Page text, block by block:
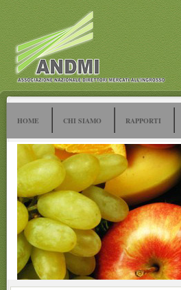
HOME CHI SIAMO RAPPORTI